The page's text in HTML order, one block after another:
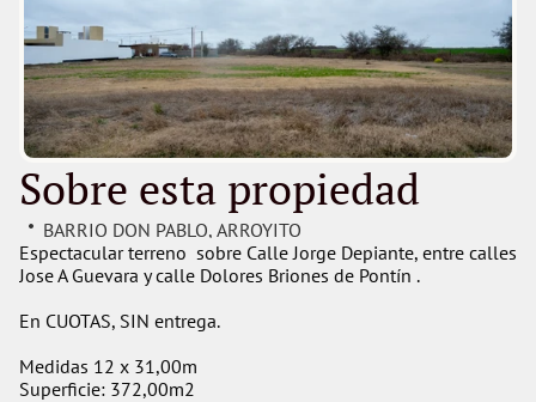
Sobre esta propiedad
BARRIO DON PABLO, ARROYITO
Espectacular terreno  sobre Calle Jorge Depiante, entre calles
Jose A Guevara y calle Dolores Briones de Pontín .
En CUOTAS, SIN entrega.
Medidas 12 x 31,00m
Superficie: 372,00m2